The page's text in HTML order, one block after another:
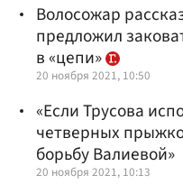
Волосожар
предложил
в «цепи»
20 ноября 2021, 10:50
«Если Трусова
четверных
борьбу Валиевой»
20 ноября 2021, 10:13